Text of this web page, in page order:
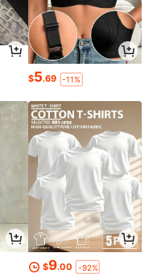
$5.69 -11%
$9.00 -92%